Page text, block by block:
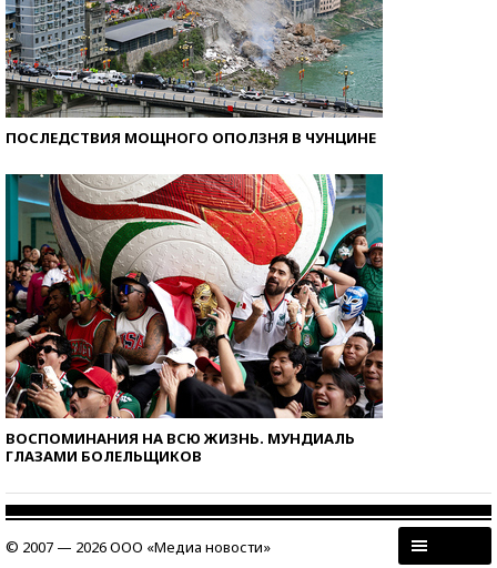
ПОСЛЕДСТВИЯ МОЩНОГО ОПОЛЗНЯ В ЧУНЦИНЕ
ВОСПОМИНАНИЯ НА ВСЮ ЖИЗНЬ. МУНДИАЛЬ
ГЛАЗАМИ БОЛЕЛЬЩИКОВ
© 2007 — 2026 ООО «Медиа новости»